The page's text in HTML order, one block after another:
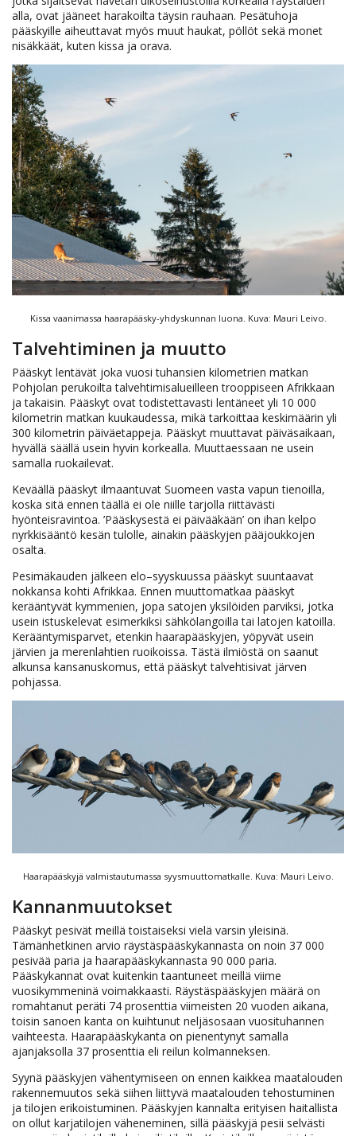
alla, ovat jääneet harakoilta täysin rauhaan. Pesätuhoja
pääskyille aiheuttavat myös muut haukat, pöllöt sekä monet
nisäkkäät, kuten kissa ja orava.
Kissa vaanimassa haarapääsky-yhdyskunnan luona. Kuva: Mauri Leivo.
Talvehtiminen ja muutto
Pääskyt lentävät joka vuosi tuhansien kilometrien matkan
Pohjolan perukoilta talvehtimisalueilleen trooppiseen Afrikkaan
ja takaisin. Pääskyt ovat todistettavasti lentäneet yli 10 000
kilometrin matkan kuukaudessa, mikä tarkoittaa keskimäärin yli
300 kilometrin päiväetappeja. Pääskyt muuttavat päiväsaikaan,
hyvällä säällä usein hyvin korkealla. Muuttaessaan ne usein
samalla ruokailevat.
Keväällä pääskyt ilmaantuvat Suomeen vasta vapun tienoilla,
koska sitä ennen täällä ei ole niille tarjolla riittävästi
hyönteisravintoa. ’Pääskysestä ei päivääkään’ on ihan kelpo
nyrkkisääntö kesän tulolle, ainakin pääskyjen pääjoukkojen
osalta.
Pesimäkauden jälkeen elo–syyskuussa pääskyt suuntaavat
nokkansa kohti Afrikkaa. Ennen muuttomatkaa pääskyt
kerääntyvät kymmenien, jopa satojen yksilöiden parviksi, jotka
usein istuskelevat esimerkiksi sähkölangoilla tai latojen katoilla.
Kerääntymisparvet, etenkin haarapääskyjen, yöpyvät usein
järvien ja merenlahtien ruoikoissa. Tästä ilmiöstä on saanut
alkunsa kansanuskomus, että pääskyt talvehtisivat järven
pohjassa.
Haarapääskyjä valmistautumassa syysmuuttomatkalle. Kuva: Mauri Leivo.
Kannanmuutokset
Pääskyt pesivät meillä toistaiseksi vielä varsin yleisinä.
Tämänhetkinen arvio räystäspääskykannasta on noin 37 000
pesivää paria ja haarapääskykannasta 90 000 paria.
Pääskykannat ovat kuitenkin taantuneet meillä viime
vuosikymmeninä voimakkaasti. Räystäspääskyjen määrä on
romahtanut peräti 74 prosenttia viimeisten 20 vuoden aikana,
toisin sanoen kanta on kuihtunut neljäsosaan vuosituhannen
vaihteesta. Haarapääskykanta on pienentynyt samalla
ajanjaksolla 37 prosenttia eli reilun kolmanneksen.
Syynä pääskyjen vähentymiseen on ennen kaikkea maatalouden
rakennemuutos sekä siihen liittyvä maatalouden tehostuminen
ja tilojen erikoistuminen. Pääskyjen kannalta erityisen haitallista
on ollut karjatilojen väheneminen, sillä pääskyjä pesii selvästi